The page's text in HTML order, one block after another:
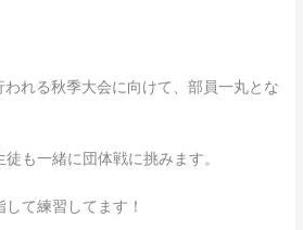
われる秋季大会に向けて、部員一丸とな
も一緒に団体戦に挑みます。
て練習してます！